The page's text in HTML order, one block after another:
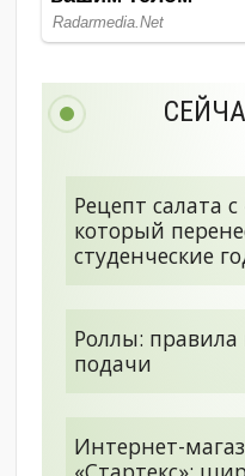
Рецепт салата
который
студенческие
Роллы:
подачи
Интернет-